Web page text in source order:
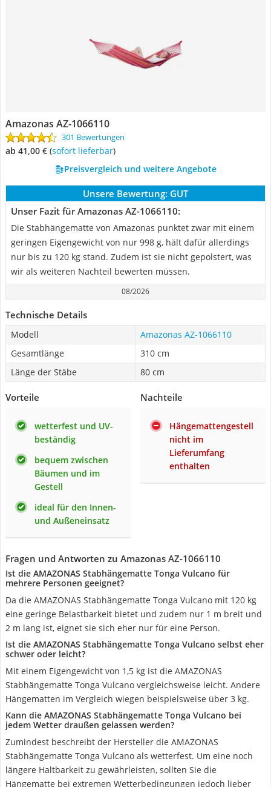
Amazonas AZ-1066110
301 Bewertungen
ab 41,00 € ( Sofort lieferbar)
Preisvergleich und weitere Angebote
Unsere Bewertung: GUT
Unser Fazit für Amazonas AZ-1066110:
Die Stabhängematte von Amazonas punktet zwar mit einem
geringen Eigengewicht von nur 998 g, hält dafür allerdings
nur bis zu 120 kg stand. Zudem ist sie nicht gepolstert, was
wir als weiteren Nachteil bewerten müssen.
08/2026
Technische Details
Modell
Amazonas AZ-1066110
Gesamtlänge
310 cm
Länge der Stäbe
80 cm
Vorteile
wetterfest und UV-
beständig
bequem zwischen
Bäumen und im
Gestell
ideal für den Innen-
und Außeneinsatz
Nachteile
Hängemattengestell
nicht im
Lieferumfang
enthalten
Fragen und Antworten zu Amazonas AZ-1066110
Ist die AMAZONAS Stabhängematte Tonga Vulcano für
mehrere Personen geeignet?
Da die AMAZONAS Stabhängematte Tonga Vulcano mit 120 kg
eine geringe Belastbarkeit bietet und zudem nur 1 m breit und
2 m lang ist, eignet sie sich eher nur für eine Person.
Ist die AMAZONAS Stabhängematte Tonga Vulcano selbst eher
schwer oder leicht?
Mit einem Eigengewicht von 1,5 kg ist die AMAZONAS
Stabhängematte Tonga Vulcano vergleichsweise leicht. Andere
Hängematten im Vergleich wiegen beispielsweise über 3 kg.
Kann die AMAZONAS Stabhängematte Tonga Vulcano bei
jedem Wetter draußen gelassen werden?
Zumindest beschreibt der Hersteller die AMAZONAS
Stabhängematte Tonga Vulcano als wetterfest. Um eine noch
längere Haltbarkeit zu gewährleisten, sollten Sie die
Hängematte bei extremen Wetterbedingungen jedoch lieber